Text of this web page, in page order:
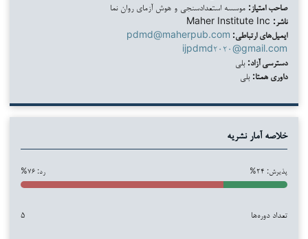
صاحب امتیاز: موسسه استعدادسنجی و هوش آزمای روان نما
ناشر:
ایمیل‌های ارتباطی: pdmd@maherpub.com
ijpdmd۲۰۲۰@gmail.com
دسترسی آزاد: بلی
داوری همتا: بلی
خلاصه آمار نشریه
پذیرش: ۲۴% رد: ۷۶%
تعداد دوره‌ها ۵